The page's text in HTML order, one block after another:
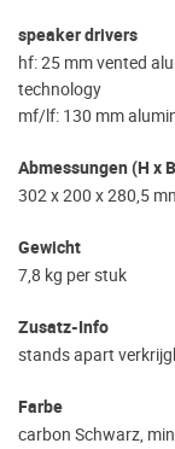
speaker drivers
hf: 25 mm vented
technology
mf/lf: 130 mm
Abmessungen (H x
302 x 200 x 280,5
Gewicht
7,8 kg per stuk
Zusatz-Info
stands apart
Farbe
carbon Schwarz,